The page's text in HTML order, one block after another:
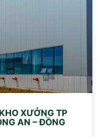
XƯỞNG TP
AN – ĐỒNG